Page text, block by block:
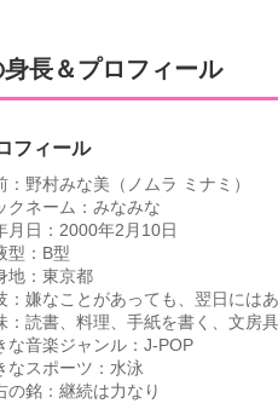
長＆プロフィール
フィール
：野村みな美（ノムラ ミナミ）
クネーム：みなみな
月日：2000年2月10日
型：B型
地：東京都
：嫌なことがあっても、翌日には
：読書、料理、手紙を書く、文房
な音楽ジャンル：J-POP
なスポーツ：水泳
の銘：継続は力なり